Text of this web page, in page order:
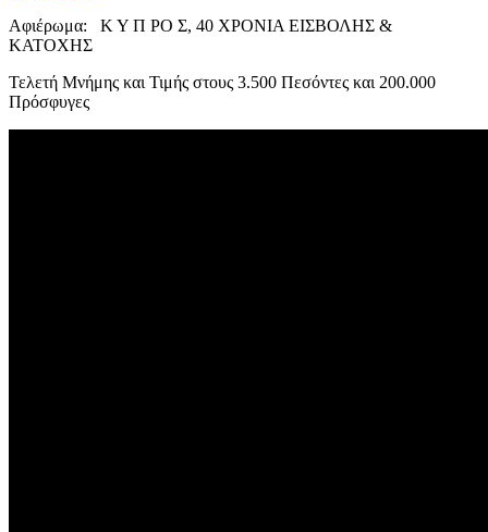
Αφιέρωμα: Κ Υ Π ΡΟ Σ, 40 ΧΡΟΝΙΑ ΕΙΣΒΟΛΗΣ &
ΚΑΤΟΧΗΣ
Τελετή Μνήμης και Τιμής στους 3.500 Πεσόντες και 200.000
Πρόσφυγες